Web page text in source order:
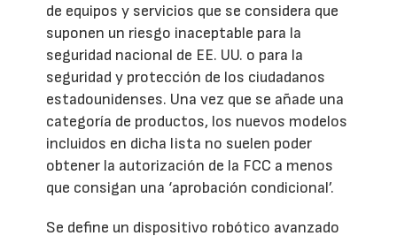
de equipos y servicios que se considera que
suponen un riesgo inaceptable para la
seguridad nacional de EE. UU. o para la
seguridad y protección de los ciudadanos
estadounidenses. Una vez que se añade una
categoría de productos, los nuevos modelos
incluidos en dicha lista no suelen poder
obtener la autorización de la FCC a menos
que consigan una ‘aprobación condicional’.
Se define un dispositivo robótico avanzado